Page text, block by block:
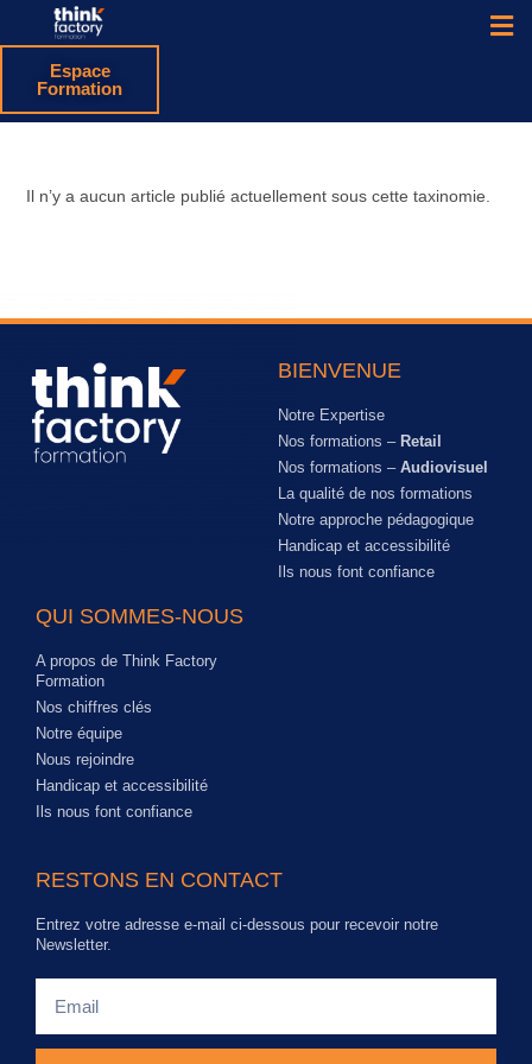
Espace
Formation
Il n’y a aucun article publié actuellement sous cette taxinomie.
BIENVENUE
Notre Expertise
Nos formations – Retail
Nos formations – Audiovisuel
La qualité de nos formations
Notre approche pédagogique
Handicap et accessibilité
Ils nous font confiance
QUI SOMMES-NOUS
A propos de Think Factory
Formation
Nos chiffres clés
Notre équipe
Nous rejoindre
Handicap et accessibilité
Ils nous font confiance
RESTONS EN CONTACT
Entrez votre adresse e-mail ci-dessous pour recevoir notre
Newsletter.